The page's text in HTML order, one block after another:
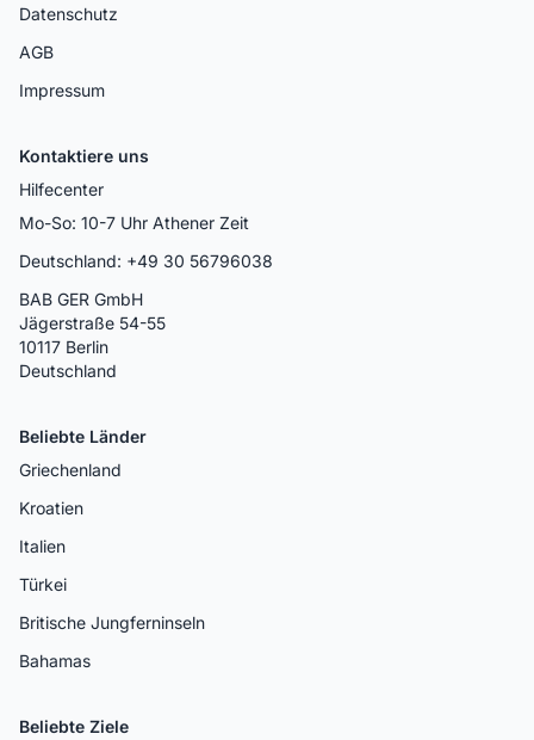
Datenschutz
AGB
Impressum
Kontaktiere uns
Hilfecenter
Mo-So: 10-7 Uhr Athener Zeit
Deutschland: +49 30 56796038
BAB GER GmbH
Jägerstraße 54-55
10117 Berlin
Deutschland
Beliebte Länder
Griechenland
Kroatien
Italien
Türkei
Britische Jungferninseln
Bahamas
Beliebte Ziele